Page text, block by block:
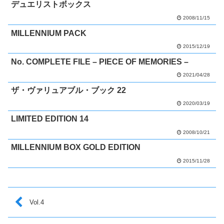
デュエリストボックス
2008/11/15
MILLENNIUM PACK
2015/12/19
No. COMPLETE FILE – PIECE OF MEMORIES –
2021/04/28
ザ・ヴァリュアブル・ブック 22
2020/03/19
LIMITED EDITION 14
2008/10/21
MILLENNIUM BOX GOLD EDITION
2015/11/28
Vol.4